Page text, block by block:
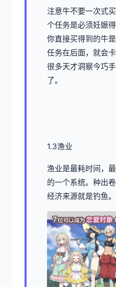
注意牛不要一次式
个任务是必须妊娠
你直接买得到的牛
任务在后面，就会
很多天才洞察今巧
了。
1.3渔业
渔业是最耗时间，
的一个系统。种出
经济来源就是钓鱼。